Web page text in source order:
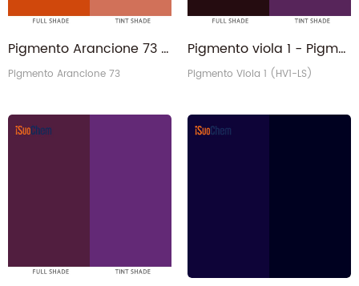
Pigmento Arancione 73 - 84632-59-7 Resistenza al calore 300C PO73 Arancione 73
Pigmento Arancione 73
Pigmento viola 1 - Pigmento organico P.V.1 Fast Rose Lake di CAS 1326-03-0
Pigmento Viola 1 (HV1-LS)